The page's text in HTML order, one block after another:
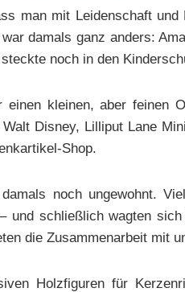
man mit Leidenschaft
damals ganz anders:
noch in den
einen kleinen, aber feinen
Disney, Lilliput Lane
Shop.
noch ungewohnt.
und schließlich wagten
die Zusammenarbeit mit
Holzfiguren für